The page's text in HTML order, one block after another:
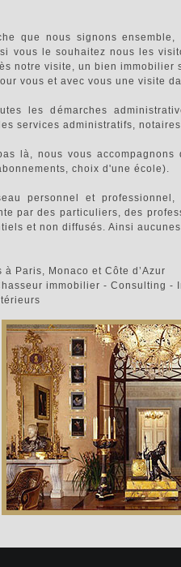
que nous signons
vous le souhaitez nous les
notre visite, un bien immobilier
vous et avec vous une visite
les démarches
services administratifs,
là, nous vous
choix d'une école).
personnel et
par des particuliers, des
et non diffusés. Ainsi
Paris, Monaco et Côte d’Azur
immobilier - Consulting -